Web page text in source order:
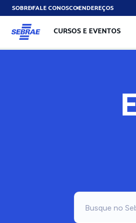
SOBREFALE CONOSCOENDEREÇOS
CURSOS E EVENTOS